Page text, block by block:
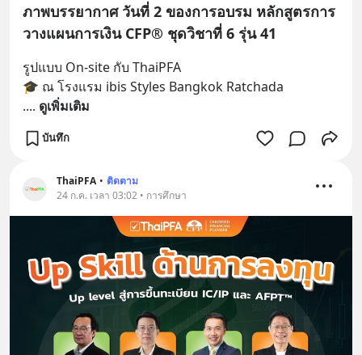
ภาพบรรยากาศ วันที่ 2 ของการอบรม หลักสูตรการ
วางแผนการเงิน CFP® ชุดวิชาที่ 6 รุ่น 41
รูปแบบ On-site กับ ThaiPFA
🎓 ณ โรงแรม ibis Styles Bangkok Ratchada
.... ดูเพิ่มเติม
บันทึก
ThaiPFA • ติดตาม
24 ก.ค. เวลา 03:02 • การศึกษา